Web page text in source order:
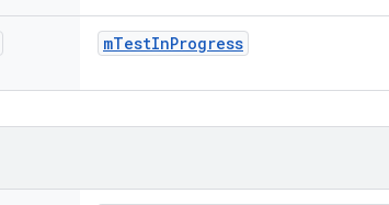
mTestInProgress